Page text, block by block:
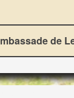
de